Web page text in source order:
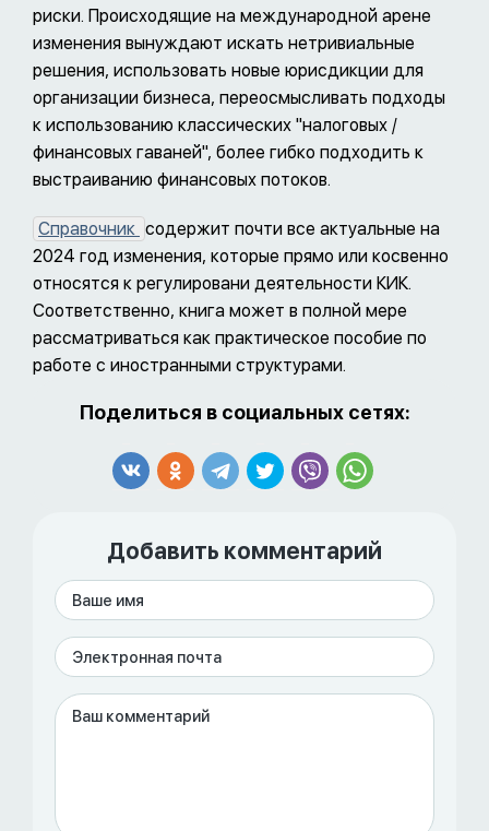
риски. Происходящие на международной арене
изменения вынуждают искать нетривиальные
решения, использовать новые юрисдикции для
организации бизнеса, переосмысливать подходы
к использованию классических "налоговых /
финансовых гаваней", более гибко подходить к
выстраиванию финансовых потоков.
Справочник содержит почти все актуальные на
2024 год изменения, которые прямо или косвенно
относятся к регулировани деятельности КИК.
Соответственно, книга может в полной мере
рассматриваться как практическое пособие по
работе с иностранными структурами.
Поделиться в социальных сетях:
Добавить комментарий